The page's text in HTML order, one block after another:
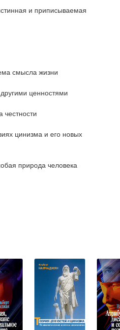
и приписываемая
смысла жизни
ценностями
честности
цинизма и его новых
природа человека